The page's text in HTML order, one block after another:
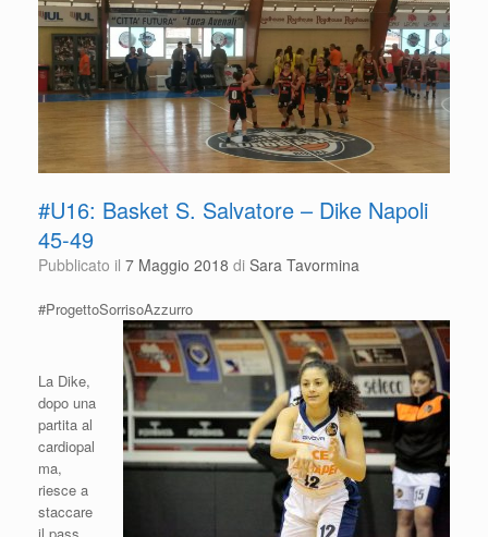
#U16: Basket S. Salvatore – Dike Napoli
45-49
Pubblicato il 7 Maggio 2018 di Sara Tavormina
#ProgettoSorrisoAzzurro
La Dike,
dopo una
partita al
cardiopal
ma,
riesce a
staccare